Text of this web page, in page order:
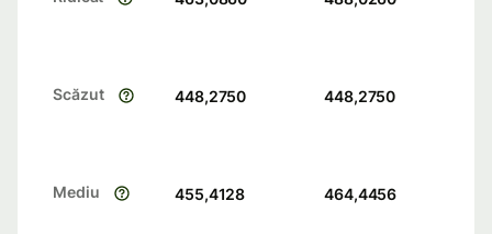
Scăzut 448,2750 448,2750
Mediu 455,4128 464,4456